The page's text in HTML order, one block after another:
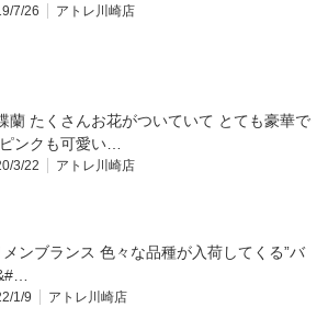
7/26 アトレ川崎店
蘭 たくさんお花がついていて とても豪華で
ンクも可愛い…
3/22 アトレ川崎店
ンブランス 色々な品種が入荷してくる”バ
1/9 アトレ川崎店